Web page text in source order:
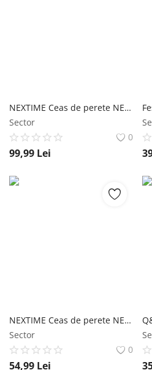
NEXTIME Ceas de perete NEXTIME 2855CO
Sector
0
99,99 Lei
NEXTIME Ceas de perete NEXTIME 7354
Sector
0
54,99 Lei